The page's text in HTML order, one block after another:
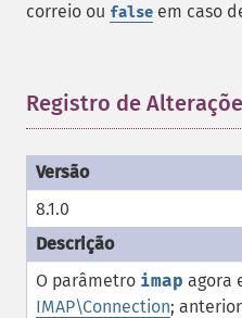
correio ou false em caso
Registro de
8.1.0
O parâmetro imap agora
IMAP\Connection;